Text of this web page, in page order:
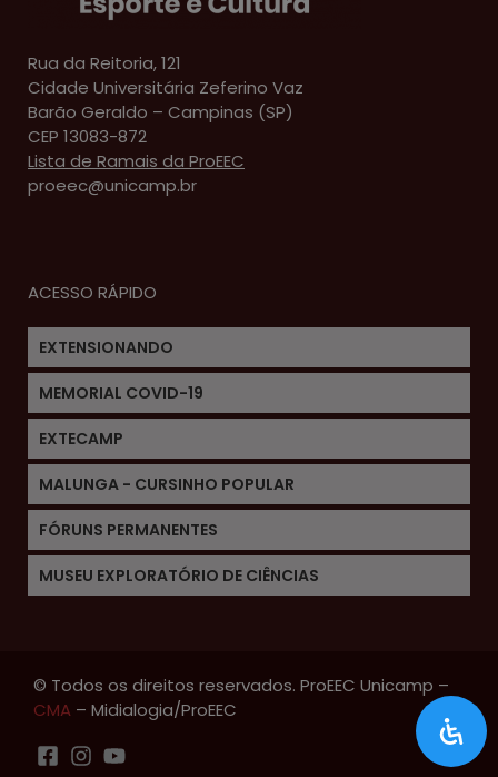
Rua da Reitoria, 121
Cidade Universitária Zeferino Vaz
Barão Geraldo – Campinas (SP)
CEP 13083-872
Lista de Ramais da ProEEC
proeec@unicamp.br
ACESSO RÁPIDO
EXTENSIONANDO
MEMORIAL COVID-19
EXTECAMP
MALUNGA - CURSINHO POPULAR
FÓRUNS PERMANENTES
MUSEU EXPLORATÓRIO DE CIÊNCIAS
© Todos os direitos reservados. ProEEC Unicamp –
CMA – Midialogia/ProEEC